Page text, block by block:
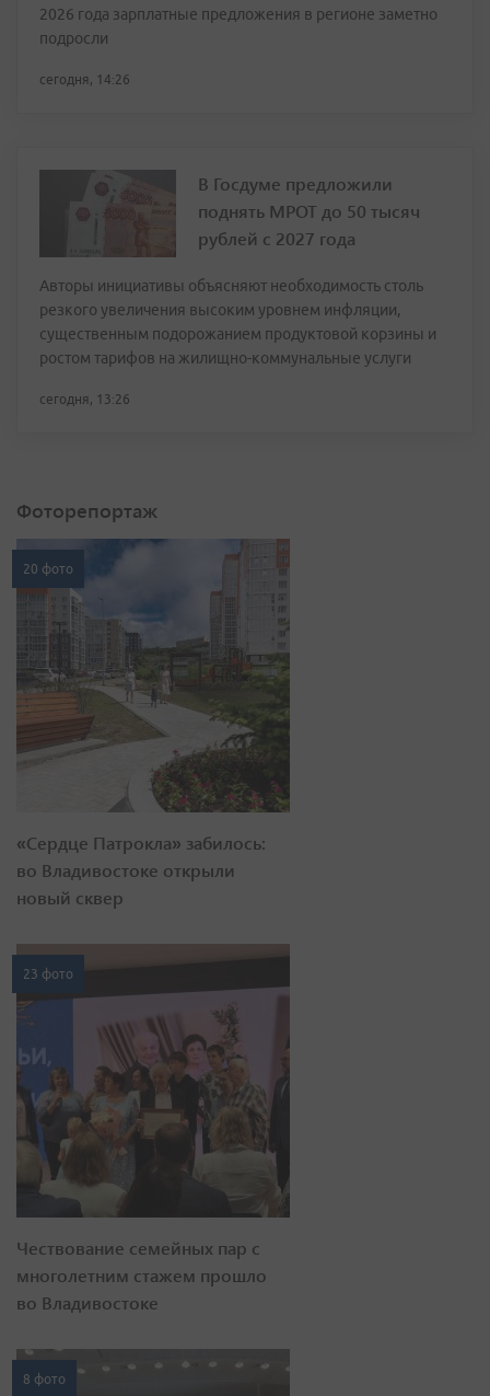
2026 года зарплатные предложения в регионе заметно
подросли
сегодня, 14:26
В Госдуме предложили
поднять МРОТ до 50 тысяч
рублей с 2027 года
Авторы инициативы объясняют необходимость столь
резкого увеличения высоким уровнем инфляции,
существенным подорожанием продуктовой корзины и
ростом тарифов на жилищно-коммунальные услуги
сегодня, 13:26
Фоторепортаж
20 фото
«Сердце Патрокла» забилось:
во Владивостоке открыли
новый сквер
23 фото
Чествование семейных пар с
многолетним стажем прошло
во Владивостоке
8 фото